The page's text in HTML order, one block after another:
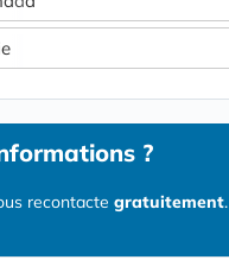
?
recontacte gratuitement.